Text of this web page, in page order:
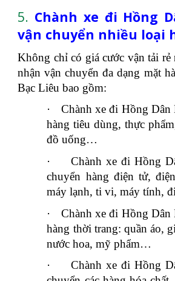
5. Chành xe đi Hồng
vận chuyển nhiều loại
Không chỉ có giá cước vận tải rẻ
nhận vận chuyển đa dạng mặt
Bạc Liêu bao gồm:
·
Chành xe đi Hồng Dân
hàng tiêu dùng, thực
đồ uống…
·
Chành xe đi Hồng
chuyển hàng điện tử,
máy lạnh, ti vi, máy tính,
·
Chành xe đi Hồng Dân
hàng thời trang: quần áo,
nước hoa, mỹ phẩm…
·
Chành xe đi Hồng